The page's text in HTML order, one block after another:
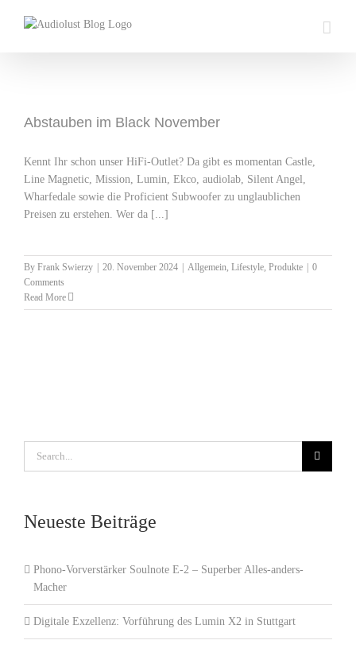
Abstauben im Black November
Kennt Ihr schon unser HiFi-Outlet? Da gibt es momentan Castle,
Line Magnetic, Mission, Lumin, Ekco, audiolab, Silent Angel,
Wharfedale sowie die Proficient Subwoofer zu unglaublichen
Preisen zu erstehen. Wer da [...]
By Frank Swierzy 20. November 2024 Allgemein, Lifestyle, Produkte
0
Comments
Read More
Neueste Beiträge
Phono-Vorverstärker Soulnote E-2 – Superber Alles-anders-
Macher
Digitale Exzellenz: Vorführung des Lumin X2 in Stuttgart